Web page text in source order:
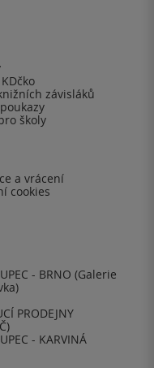
závisláků
školy
a vrácení
cookies
- BRNO (Galerie
PRODEJNY
- KARVINÁ